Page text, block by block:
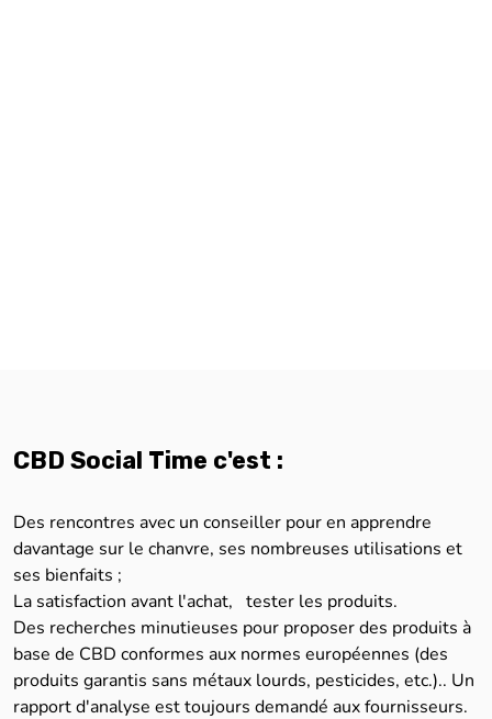
CBD Social Time c'est :
Des rencontres avec un conseiller pour en apprendre
davantage sur le chanvre, ses nombreuses utilisations et
ses bienfaits ;
La satisfaction avant l'achat, tester les produits.
Des recherches minutieuses pour proposer des produits à
base de CBD conformes aux normes européennes (des
produits garantis sans métaux lourds, pesticides, etc.).. Un
rapport d'analyse est toujours demandé aux fournisseurs.